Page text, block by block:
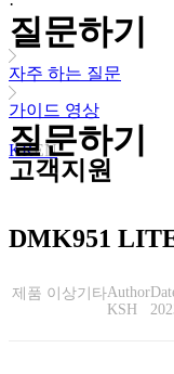
KREN
·
질문하기
자주 하는 질문
가이드 영상
질문하기
고객지원
DMK951
제품 이상기타Author
KSH